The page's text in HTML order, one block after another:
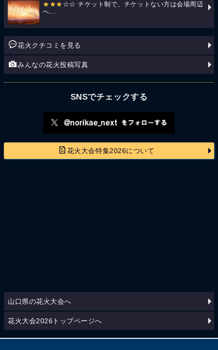
★★★ ☆☆ チケット制で、チケットない方は会場周辺
へ...
花火クチコミを見る
みんなの花火投稿写真
SNSでチェックする
花火大会特集2026について
山口県の花火大会へ
花火大会2026トップページへ